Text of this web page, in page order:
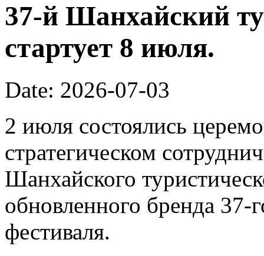
37-й Шанхайский
стартует 8 июля.
Date: 2026-07-03
2 июля состоялись
стратегическом
Шанхайского
обновленного бренда 37-
фестиваля.